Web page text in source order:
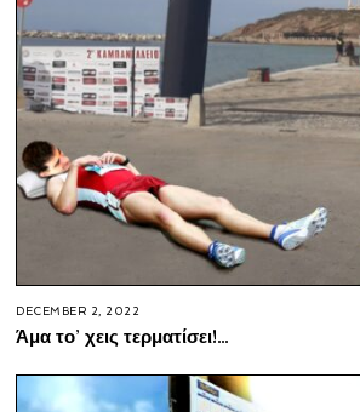
DECEMBER 2, 2022
Άμα το’ χεις τερματίσει!…